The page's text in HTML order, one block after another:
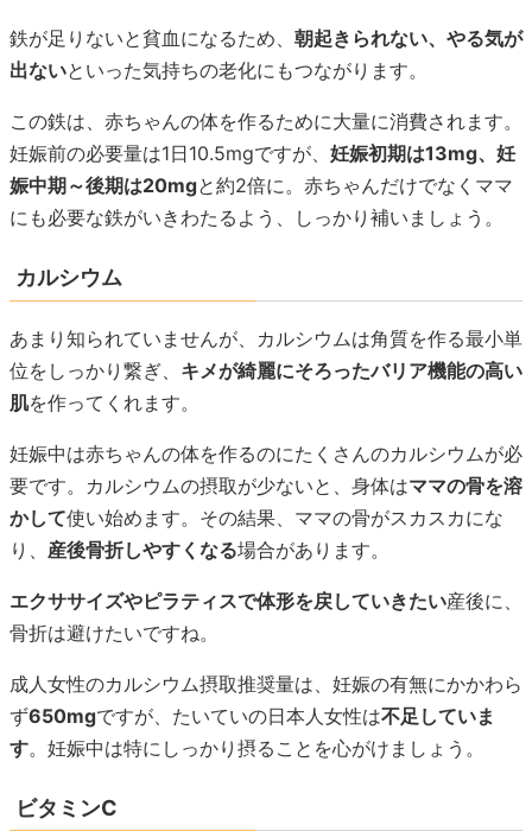
鉄が足りないと貧血になるため、 朝起きられない、やる気が
出ないといった気持ちの老化にもつながります。
この鉄は、赤ちゃんの体を作るために大量に消費されます。
妊娠前の必要量は1日10.5mgですが、 妊娠初期は13mg、妊
娠中期～後期は20mgと約2倍に。赤ちゃんだけでなくママ
にも必要な鉄がいきわたるよう、しっかり補いましょう。
カルシウム
あまり知られていませんが、カルシウムは角質を作る最小単
位をしっかり繋ぎ、 キメが綺麗にそろったバリア機能の高い
肌を作ってくれます。
妊娠中は赤ちゃんの体を作るのにたくさんのカルシウムが必
要です。カルシウムの摂取が少ないと、身体はママの骨を溶
かして使い始めます。その結果、ママの骨がスカスカにな
り、 産後骨折しやすくなる場合があります。
エクササイズやピラティスで体形を戻していきたい産後に、
骨折は避けたいですね。
成人女性のカルシウム摂取推奨量は、妊娠の有無にかかわら
ず650mgですが、たいていの日本人女性は不足していま
す。妊娠中は特にしっかり摂ることを心がけましょう。
ビタミンC